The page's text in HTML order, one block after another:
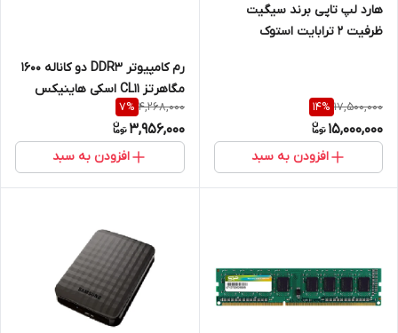
هارد لپ تاپی برند سیگیت
ظرفیت 2 ترابایت استوک
17,500,000
14%
15,000,000
افزودن به سبد
رم کامپیوتر DDR3 دو کاناله 1600
مگاهرتز CL11 اسکی هاینیکس
مدل 12800U ظرفیت 8 گیگ
4,268,000
7%
3,956,000
افزودن به سبد